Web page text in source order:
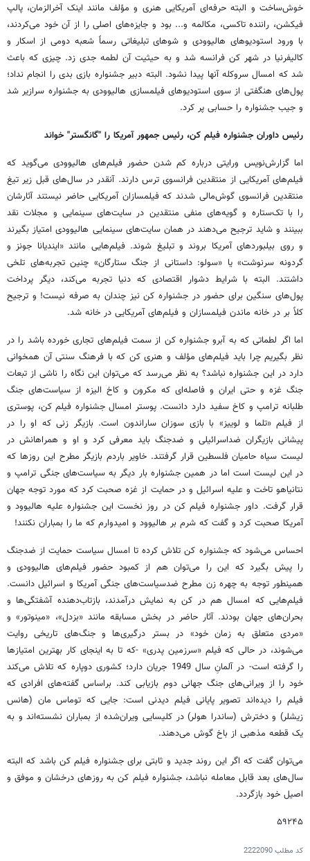
خوش‌ساخت و البته حرفه‌ای آمریکایی هنری و مؤلف مانند اینک آخرالزمان، پالپ
فیکشن، راننده تاکسی، مکالمه و... بود و جایزه‌های اصلی را از آن خود می‌کردند،
با ورود استودیوهای هالیوودی و شوهای تبلیغاتی رسماً شعبه دومی از اسکار و
کالیفرنیا در شهر کن فرانسه شد و به حیثیت آن لطمه جدی زد. چیزی که باعث
شد که امسال سروکله آنها پیدا نشود. البته دبیر جشنواره بازی بدی را انجام نداد؛
پول‌های هنگفتی از سوی استودیوهای فیلمسازی هالیوودی به جشنواره سرازیر شد
و جیب جشنواره را حسابی پر کرد.
رئیس داوران جشنواره فیلم کن، رئیس جمهور آمریکا را "گانگستر" خواند
اما گزارش‌نویس ورایتی درباره کم شدن حضور فیلم‌های هالیوودی می‌گوید که
فیلم‌های آمریکایی از منتقدین فرانسوی ترس دارند. آنقدر در سال‌های قبل زیر تیغ
منتقدین فرانسوی گوش‌مالی شدند که فیلمسازان آمریکایی حاضر نیستند آثارشان
را با تک‌ستاره‌ و گویه‌های منفی منتقدین در سایت‌های سینمایی و مجلات نقد
ببینند و شاید ترجیح می‌دهند در همان سایت‌های سینمایی هالیوودی امتیاز بگیرند
و روی بیلبوردهای آمریکا بروند و تبلیغ شوند. فیلم‌هایی مانند «ایندیانا جونز و
گردونه سرنوشت» یا «سولو: داستانی از جنگ ستارگان» چنین تجربه‌های تلخی
داشتند. البته با شرایط دشوار اقتصادی که دنیا تجربه می‌کند، دیگر پرداخت
پول‌های سنگین برای حضور در جشنواره کن نیز چندان به صرفه نیست! و ترجیح
کلاً بر در خانه ماندن فیلمسازان و فیلم‌های آمریکایی در خانه شد.
اما اگر لطماتی که به آبرو جشنواره کن از سمت فیلم‌های تجاری خورده باشد را در
نظر بگیریم چرا باید فیلم‌های مؤلف و هنری کن که با فرهنگ سنتی آن همخوانی
دارد در این جشنواره نباشد؟ به نظر می‌رسد که می‌توان این نگاه را ناشی از تبعات
جنگ غزه و حتی ایران و فاصله‌ای که مکرون و کاخ الیزه از سیاست‌های جنگ
طلبانه ترامپ و کاخ سفید دارد دانست. پوستر امسال جشنواره فیلم کن، پوستری
از فیلم «تلما و لوییز» با بازی سوزان ساراندون است. بازیگر زنی که او را در
پیشانی بازیگران ضداسرائیلی و ضدجنگ باید معرفی کرد و او و همراهانش در
لیست سیاه حامیان فلسطین قرار گرفتند. خاویر باردم بازیگر مطرح این روزها که
در این لیست است اما در همین جشنواره بار دیگر به سیاست‌های جنگی ترامپ و
نتانیاهو تاخت و علیه اسرائیل و در حمایت از غزه صحبت کرد که مورد توجه جهان
قرار گرفت. داور جشنواره فیلم کن در روز نخست این جشنواره علیه هالیوود و
آمریکا صحبت کرد و گفت که شرم بر هالیوود و امیدوارم که ما را بمباران نکنند!
احساس می‌شود که جشنواره کن تلاش کرده تا امسال سیاست حمایت از ضدجنگ
را پیش بگیرد که این را می‌توان هم از کمبود حضور فیلم‌های هالیوودی و
همینطور توجه به چهره زن مطرح ضدسیاست‌های جنگی آمریکا و اسرائیل دانست.
فیلم‌هایی که امسال هم در کن به نمایش درآمدند، بازتاب‌دهنده آشفتگی‌ها و
بحران‌های جهان بودند. آثار حاضر در بخش مسابقه مانند «بزدل»، «مینوتور» و
«مردی متعلق به زمان خود» در بستر درگیری‌ها و جنگ‌های تاریخی روایت
می‌شوند، در حالی که فیلم «سرزمین پدری» -که تا به اینجای کار بهترین امتیازها
را گرفته است- در آلمانِ سال 1949 جریان دارد؛ کشوری دوپاره که تلاش می‌کند
خود را از ویرانی‌های جنگ جهانی دوم بازیابی کند. براساس گفته‌های افرادی که
فیلم را دیده‌اند تصویر پایانی فیلم دیدنی است: جایی که توماس مان (هانس
زیشلر) و دخترش (ساندرا هولر) در کلیسایی ویران‌شده از بمباران نشسته‌اند و به
یک قطعه مذهبی از باخ گوش می‌دهند.
می‌توان گفت که اگر این روند جدید و ثابتی برای جشنواره فیلم کن باشد که البته
سال‌های بعد قابل معامله نباشد، جشنواره فیلم کن به روزهای درخشان و موفق و
اصیل خود بازگردد.
۵۹۲۴۵
کد مطلب2222090